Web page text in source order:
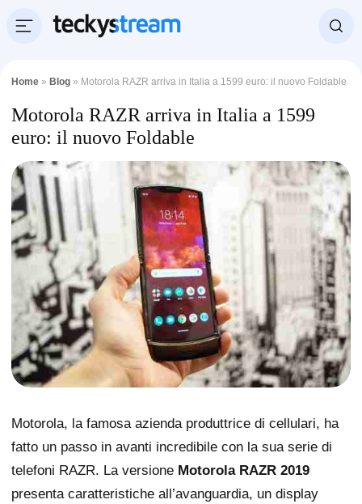
Home » Blog » Motorola RAZR arriva in Italia a 1599 euro: il nuovo Foldable
Motorola RAZR arriva in Italia a 1599
euro: il nuovo Foldable
Motorola, la famosa azienda produttrice di cellulari, ha
fatto un passo in avanti incredibile con la sua serie di
telefoni RAZR. La versione Motorola RAZR 2019
presenta caratteristiche all’avanguardia, un display